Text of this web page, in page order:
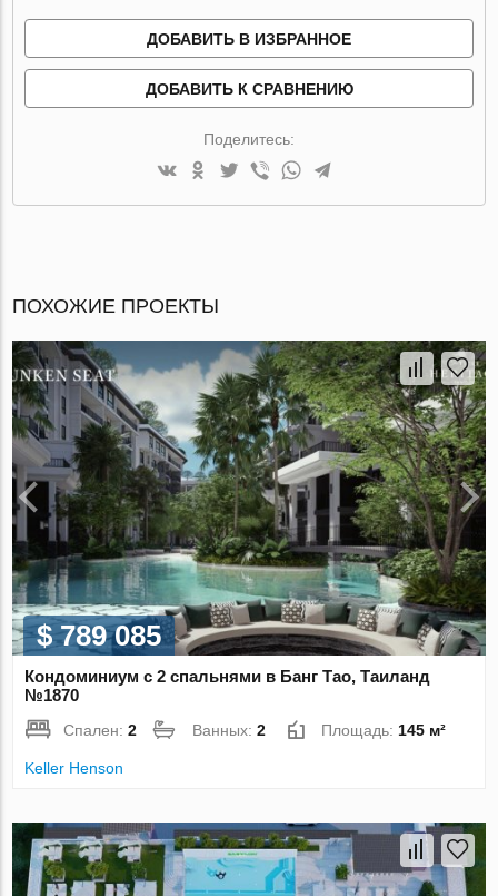
ДОБАВИТЬ В ИЗБРАННОЕ
ДОБАВИТЬ К СРАВНЕНИЮ
Поделитесь:
ПОХОЖИЕ ПРОЕКТЫ
$ 789 085
Кондоминиум с 2 спальнями в Банг Тао, Таиланд
№1870
Спален:2 Ванных:2 Площадь:145 м²
Keller Henson